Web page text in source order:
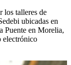
los talleres de
ubicadas en
Puente en Morelia,
electrónico